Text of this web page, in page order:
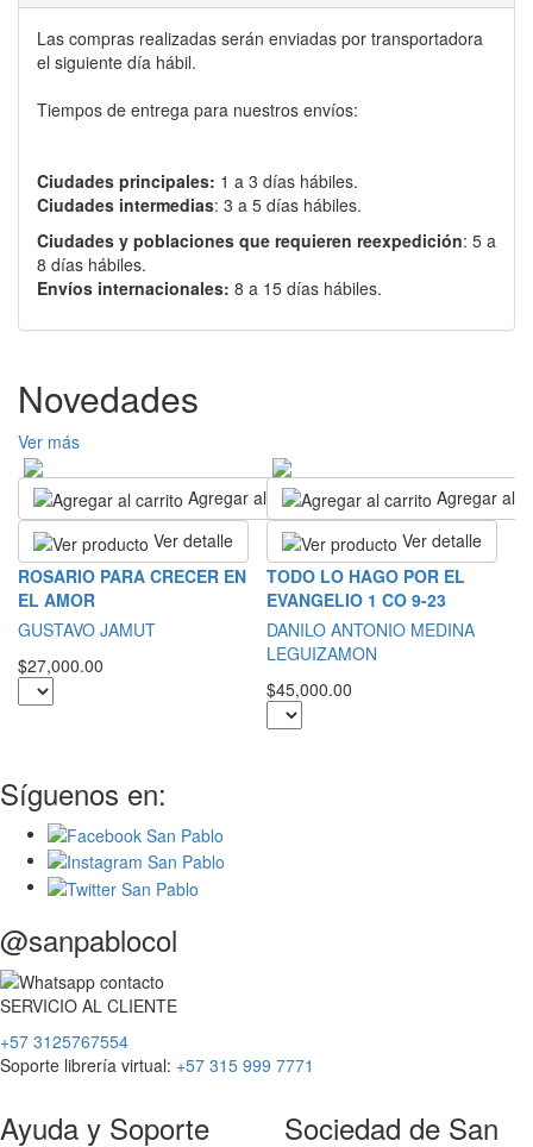
Las compras realizadas serán enviadas por transportadora
el siguiente día hábil.
Tiempos de entrega para nuestros envíos:
Ciudades principales: 1 a 3 días hábiles.
Ciudades intermedias: 3 a 5 días hábiles.
Ciudades y poblaciones que requieren reexpedición: 5 a
8 días hábiles.
Envíos internacionales: 8 a 15 días hábiles.
Novedades
Ver más
Agregar al carrito
Ver detalle
ROSARIO PARA CRECER EN
EL AMOR
GUSTAVO JAMUT
$27,000.00
Agregar al
Ver detalle
TODO LO HAGO POR EL
EVANGELIO 1 CO 9-23
DANILO ANTONIO MEDINA
LEGUIZAMON
$45,000.00
Síguenos en:
@sanpablocol
SERVICIO AL CLIENTE
+57 3125767554
Soporte librería virtual: +57 315 999 7771
Ayuda y Soporte Sociedad de San